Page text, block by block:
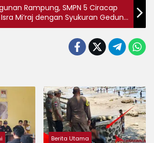
Rampung, SMPN 5 Ciracap
Mi’raj dengan Syukuran Gedung
Berita Utama